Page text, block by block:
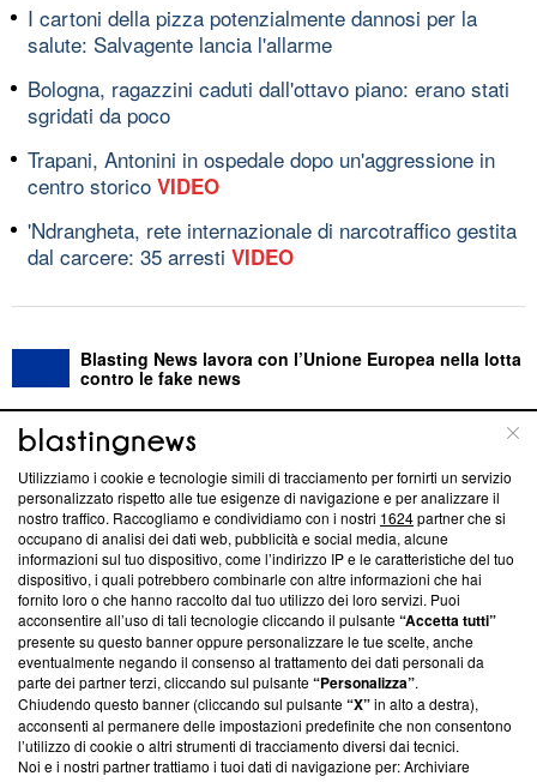
I cartoni della pizza potenzialmente dannosi per la
salute: Salvagente lancia l'allarme
Bologna, ragazzini caduti dall'ottavo piano: erano stati
sgridati da poco
Trapani, Antonini in ospedale dopo un'aggressione in
centro storico VIDEO
'Ndrangheta, rete internazionale di narcotraffico gestita
dal carcere: 35 arresti VIDEO
Blasting News lavora con l’Unione Europea nella lotta
contro le fake news
ABOUT LINEA EDITORIALE
Questa sezione offre informazioni trasparenti su Blasting
News, sui nostri processi editoriali e su come ci impegniamo a
creare news di qualità. Inoltre, afferma la nostra aderenza a
‘Trust Project - News with Integrity’Blasting News non è
ancora membro del programma, ma ha richiesto di farne
parte; Trust Project non ha ancora effettuato una verifica di
conformità agli standard.
Su di noi
Team editoriale
Utilizziamo i cookie e tecnologie simili di tracciamento per fornirti un servizio
personalizzato rispetto alle tue esigenze di navigazione e per analizzare il
nostro traffico. Raccogliamo e condividiamo con i nostri 1624partner che si
occupano di analisi dei dati web, pubblicità e social media, alcune
informazioni sul tuo dispositivo, come l’indirizzo IP e le caratteristiche del tuo
dispositivo, i quali potrebbero combinarle con altre informazioni che hai
fornito loro o che hanno raccolto dal tuo utilizzo dei loro servizi. Puoi
acconsentire all’uso di tali tecnologie cliccando il pulsante“Accetta tutti”
presente su questo banner oppure personalizzare le tue scelte, anche
eventualmente negando il consenso al trattamento dei dati personali da
parte dei partner terzi, cliccando sul pulsante“Personalizza”.
Chiudendo questo banner (cliccando sul pulsante“X”in alto a destra),
acconsenti al permanere delle impostazioni predefinite che non consentono
l’utilizzo di cookie o altri strumenti di tracciamento diversi dai tecnici.
Noi e i nostri partner trattiamo i tuoi dati di navigazione per: Archiviare